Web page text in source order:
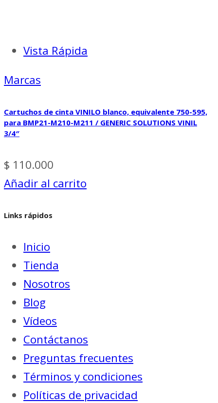
Vista Rápida
Marcas
Cartuchos de cinta VINILO blanco, equivalente 750-595,
para BMP21-M210-M211 / GENERIC SOLUTIONS VINIL
3/4″
$ 110.000
Añadir al carrito
Links rápidos
Inicio
Tienda
Nosotros
Blog
Vídeos
Contáctanos
Preguntas frecuentes
Términos y condiciones
Políticas de privacidad